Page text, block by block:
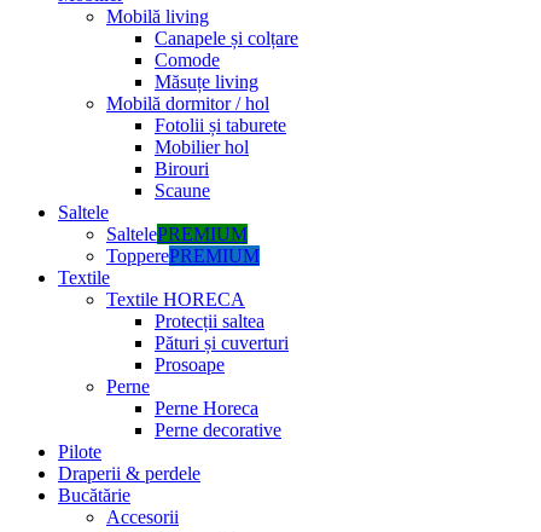
Mobilă living
Canapele și colțare
Comode
Măsuțe living
Mobilă dormitor / hol
Fotolii și taburete
Mobilier hol
Birouri
Scaune
Saltele
SaltelePREMIUM
TopperePREMIUM
Textile
Textile HORECA
Protecții saltea
Pături și cuverturi
Prosoape
Perne
Perne Horeca
Perne decorative
Pilote
Draperii & perdele
Bucătărie
Accesorii